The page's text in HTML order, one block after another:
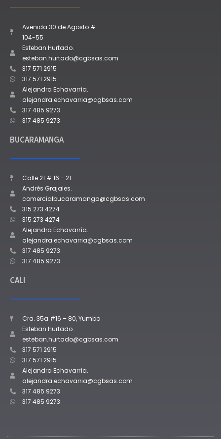
Avenida 30 de Agosto #
104-55
Esteban Hurtado.
esteban.hurtado@cgbsas.com
317 571 2915
317 571 2915
Alejandra Echavarría.
alejandra.echavarria@cgbsas.com
317 485 9273
317 485 9273
BUCARAMANGA
Calle 21 # 16 - 21
Andrés Grajales.
comercialbucaramanga@cgbsas.com
315 273 4274
315 273 4274
Alejandra Echavarría.
alejandra.echavarria@cgbsas.com
317 485 9273
317 485 9273
CALI
Cra. 35a #16 – 80, Yumbo
Esteban Hurtado.
esteban.hurtado@cgbsas.com
317 571 2915
317 571 2915
Alejandra Echavarría.
alejandra.echavarria@cgbsas.com
317 485 9273
317 485 9273